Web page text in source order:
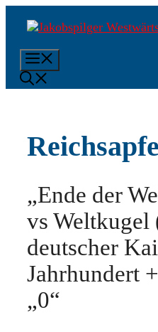
Inhalt
„Ende der
vs Weltkugel
deutscher
Jahrhundert
„0“